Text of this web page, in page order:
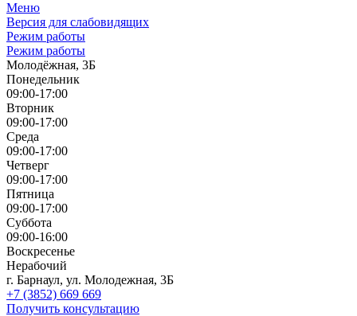
Меню
Версия для слабовидящих
Режим работы
Режим работы
Молодёжная, 3Б
Понедельник
09:00-17:00
Вторник
09:00-17:00
Среда
09:00-17:00
Четверг
09:00-17:00
Пятница
09:00-17:00
Суббота
09:00-16:00
Воскресенье
Нерабочий
г. Барнаул, ул. Молодежная, 3Б
+7 (3852) 669 669
Получить консультацию